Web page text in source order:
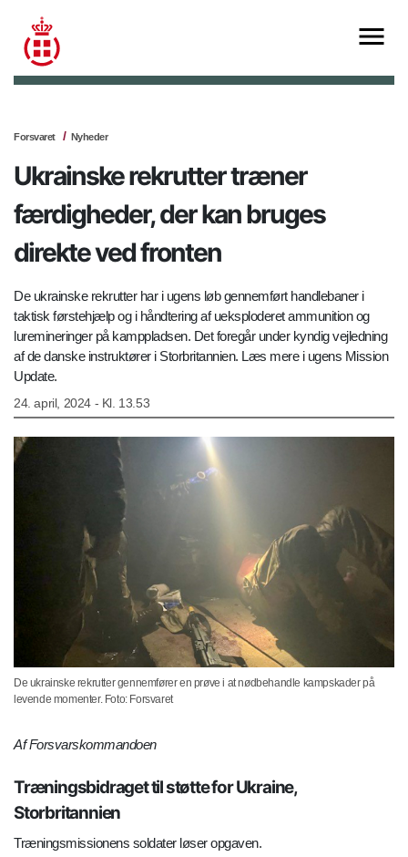
Forsvaret Nyheder
Ukrainske rekrutter træner
færdigheder, der kan bruges
direkte ved fronten
De ukrainske rekrutter har i ugens løb gennemført handlebaner i
taktisk førstehjælp og i håndtering af ueksploderet ammunition og
luremineringer på kamppladsen. Det foregår under kyndig vejledning
af de danske instruktører i Storbritannien. Læs mere i ugens Mission
Update.
24. april, 2024 - Kl. 13.53
De ukrainske rekrutter gennemfører en prøve i at nødbehandle kampskader på
levende momenter. Foto: Forsvaret
Af Forsvarskommandoen
Træningsbidraget til støtte for Ukraine,
Storbritannien
Træningsmissionens soldater løser opgaven.